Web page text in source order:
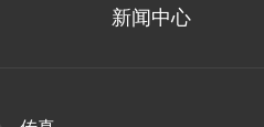
新闻中心